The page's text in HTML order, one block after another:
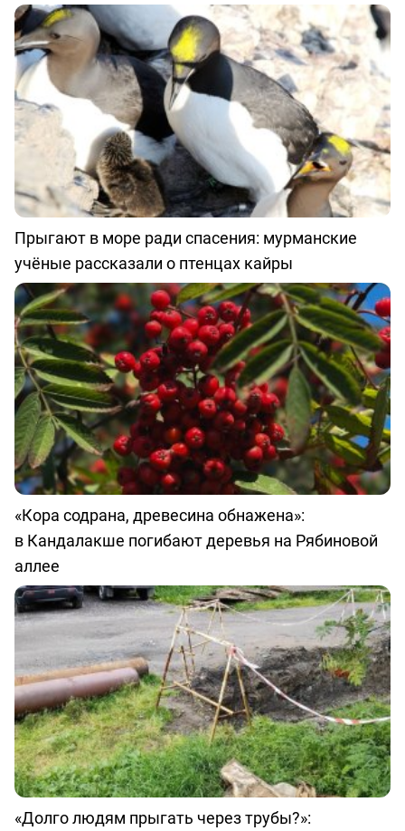
Прыгают в море ради спасения: мурманские
учёные рассказали о птенцах кайры
«Кора содрана, древесина обнажена»:
в Кандалакше погибают деревья на Рябиновой
аллее
«Долго людям прыгать через трубы?»: